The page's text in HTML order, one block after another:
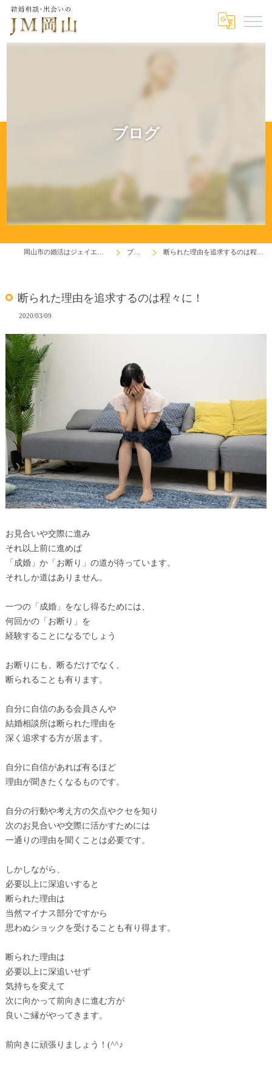
ブログ
ブログ 断られた理由を追求するのは程々に！
断られた理由を追求するのは程々に！
2020/03/09
お見合いや交際に進み
それ以上前に進めば
「成婚」か「お断り」の道が待っています。
それしか道はありません。
一つの「成婚」をなし得るためには、
何回かの「お断り」を
経験することになるでしょう
お断りにも、断るだけでなく、
断られることも有ります。
自分に自信のある会員さんや
結婚相談所は断られた理由を
深く追求する方が居ます。
自分に自信があれば有るほど
理由が聞きたくなるものです。
自分の行動や考え方の欠点やクセを知り
次のお見合いや交際に活かすためには
一通りの理由を聞くことは必要です。
しかしながら、
必要以上に深追いすると
断られた理由は
当然マイナス部分ですから
思わぬショックを受けることも有り得ます。
断られた理由は
必要以上に深追いせず
気持ちを変えて
次に向かって前向きに進む方が
良いご縁がやってきます。
前向きに頑張りましょう！(^^♪